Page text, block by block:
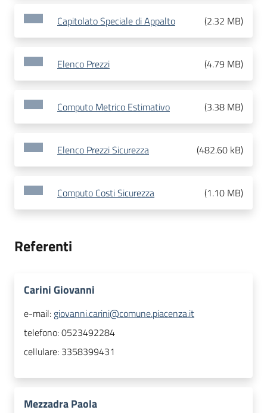
Capitolato Speciale di Appalto (2.32 MB)
Elenco Prezzi (4.79 MB)
Computo Metrico Estimativo (3.38 MB)
Elenco Prezzi Sicurezza (482.60 kB)
Computo Costi Sicurezza (1.10 MB)
Referenti
Carini Giovanni
e-mail: giovanni.carini@comune.piacenza.it
telefono:0523492284
cellulare: 3358399431
Mezzadra Paola